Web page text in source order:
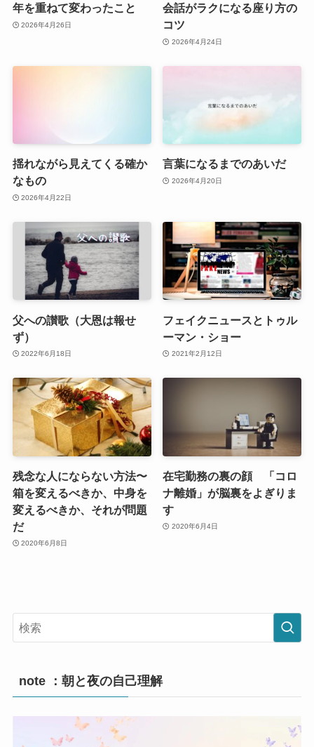
年を重ねて変わったこと
2026年4月26日
会話がラクになる座り方の
コツ
2026年4月24日
揺れながら見えてくる確か
なもの
2026年4月22日
言葉になるまでのあいだ
2026年4月20日
父への讃歌（大恩は報せ
ず）
2022年6月18日
フェイクニュースとトゥル
ーマン・ショー
2021年2月12日
残念な人にならない方法〜
箱を変えるべきか、中身を
変えるべきか、それが問題
だ
2020年6月8日
在宅勤務の裏の顔 「コロ
ナ離婚」が脳裏をよぎりま
す
2020年6月4日
note ：朝と夜の自己理解